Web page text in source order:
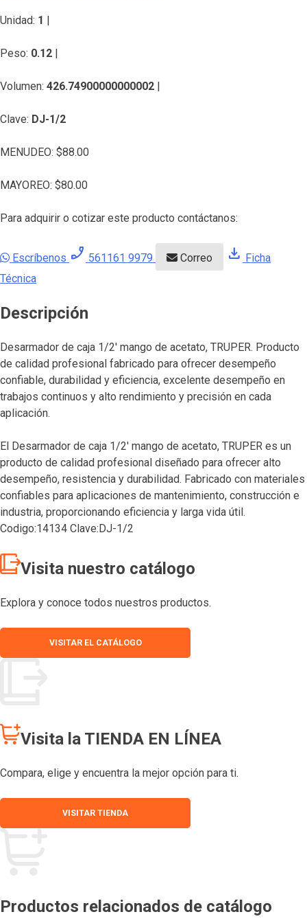
Unidad: 1 |
Peso: 0.12 |
Volumen: 426.74900000000002 |
Clave: DJ-1/2
MENUDEO: $88.00
MAYOREO: $80.00
Para adquirir o cotizar este producto contáctanos:
Escríbenos phone_enabled 561161 9979 Correo download Ficha
Técnica
Descripción
Desarmador de caja 1/2′ mango de acetato, TRUPER. Producto
de calidad profesional fabricado para ofrecer desempeño
confiable, durabilidad y eficiencia, excelente desempeño en
trabajos continuos y alto rendimiento y precisión en cada
aplicación.
El Desarmador de caja 1/2′ mango de acetato, TRUPER es un
producto de calidad profesional diseñado para ofrecer alto
desempeño, resistencia y durabilidad. Fabricado con materiales
confiables para aplicaciones de mantenimiento, construcción e
industria, proporcionando eficiencia y larga vida útil.
Codigo:14134 Clave:DJ-1/2
Visita nuestro catálogo
Explora y conoce todos nuestros productos.
VISITAR EL CATÁLOGO
Visita la TIENDA EN LÍNEA
Compara, elige y encuentra la mejor opción para ti.
VISITAR TIENDA
Productos relacionados de catálogo